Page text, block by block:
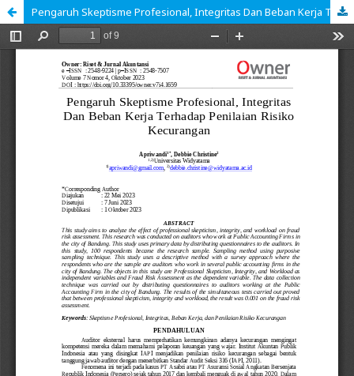
Pengaruh Skeptisme Profesional, Integritas Dan Beban Kerja Terhadap Penilaian Risiko Kecurangan